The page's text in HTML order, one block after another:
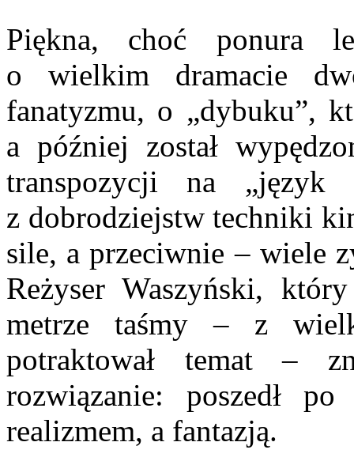
Piękna, choć ponura
o wielkim dramacie
fanatyzmu, o „dybuku”,
a później został
transpozycji na
z dobrodziejstw techniki
sile, a przeciwnie – wiele
Reżyser Waszyński,
metrze taśmy – z
potraktował temat –
rozwiązanie: poszedł
realizmem, a fantazją.